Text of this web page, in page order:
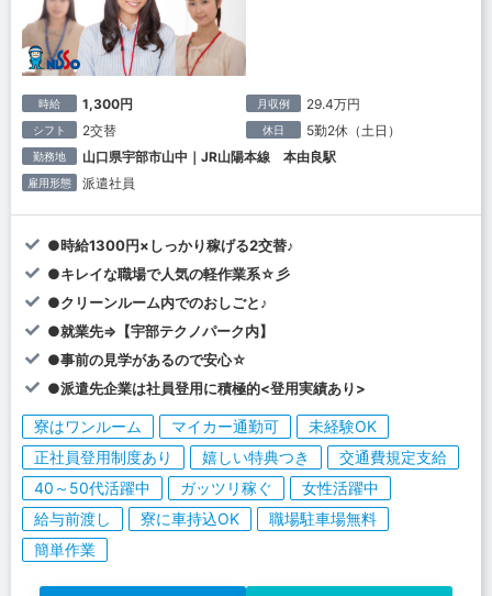
時給 1,300円 月収例 29.4万円
シフト 2交替 休日 5勤2休（土日）
勤務地 山口県宇部市山中｜JR山陽本線 本由良駅
雇用形態 派遣社員
●時給1300円×しっかり稼げる2交替♪
●キレイな職場で人気の軽作業系☆彡
●クリーンルーム内でのおしごと♪
●就業先⇒【宇部テクノパーク内】
●事前の見学があるので安心☆
●派遣先企業は社員登用に積極的<登用実績あり>
寮はワンルーム マイカー通勤可
未経験OK
正社員登用制度あり
嬉しい特典つき
交通費規定支給
40～50代活躍中
ガッツリ稼ぐ
女性活躍中
給与前渡し
寮に車持込OK
職場駐車場無料
簡単作業